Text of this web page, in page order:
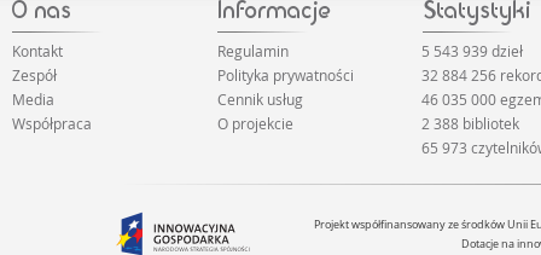
Kontakt
Zespół
Media
Współpraca
Regulamin
Polityka prywatności
Cennik usług
O projekcie
5 543 939 dzieł
32 884 256
46 035 000
2 388 bibliotek
65 973
Projekt współfinansowany ze środków Unii
Dotacje na